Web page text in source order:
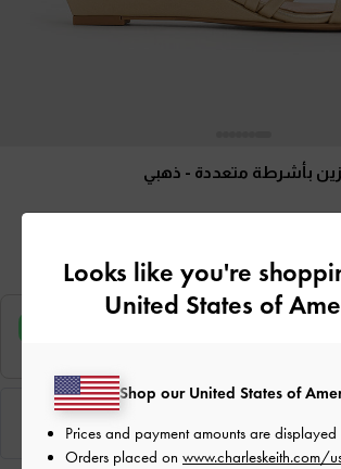
بأشرطة متعددة - ذهبي
Looks like you're
United States of
Shop our United States of
Prices and payment amounts are displayed
Orders placed on www.charleskeith.com/